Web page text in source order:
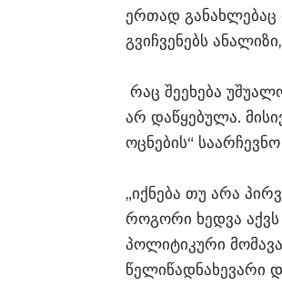
ერთად განახლებაც
გვიჩვენებს
რაც შეეხება
არ დაწყებულა.
ოცნების“
„იქნება თუ არა
როგორი ხედვა
პოლიტიკური
წელიწადნახევარი